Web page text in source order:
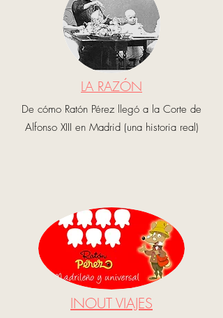
LA RAZÓN
De cómo Ratón Pérez llegó a la Corte de
Alfonso XIII en Madrid (una historia real)
INOUT VIAJES